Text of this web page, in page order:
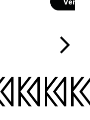
arrow_forward_ios